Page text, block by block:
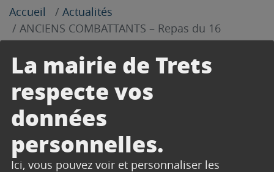
La mairie de Trets
respecte vos
données
personnelles.
Ici, vous pouvez voir et personnaliser les
Accueil
Actualités
ANCIENS COMBATTANTS – Repas du 16
novembre 2024
Partager sur Facebook
Partager sur Twitter
Envoyer par e-mail
ImprimerChanger le
Agrandir le
24 octobre 2024
La section des Anciens Combattants de Trets
vous invitent à leur repas annuel.